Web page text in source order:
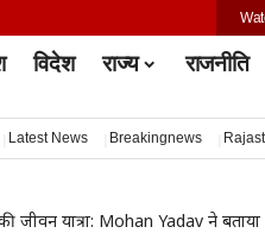
विदेश राज्य राजनीति
Latest News Breakingnews
जीवन यात्रा: Mohan Yadav ने